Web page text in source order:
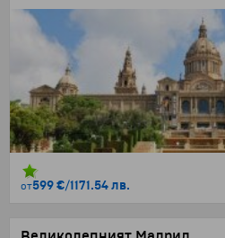
от599 €/1171.54 лв.